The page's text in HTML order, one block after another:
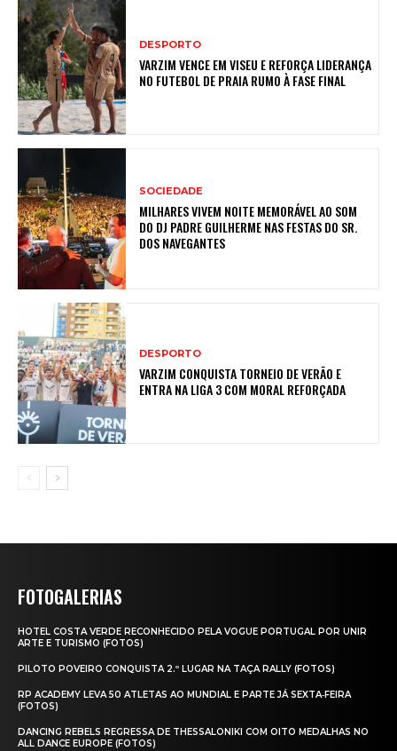
DESPORTO
VARZIM VENCE EM VISEU E REFORÇA LIDERANÇA
NO FUTEBOL DE PRAIA RUMO À FASE FINAL
SOCIEDADE
MILHARES VIVEM NOITE MEMORÁVEL AO SOM
DO DJ PADRE GUILHERME NAS FESTAS DO SR.
DOS NAVEGANTES
DESPORTO
VARZIM CONQUISTA TORNEIO DE VERÃO E
ENTRA NA LIGA 3 COM MORAL REFORÇADA
FOTOGALERIAS
HOTEL COSTA VERDE RECONHECIDO PELA VOGUE PORTUGAL POR UNIR
ARTE E TURISMO (FOTOS)
PILOTO POVEIRO CONQUISTA 2.º LUGAR NA TAÇA RALLY (FOTOS)
RP ACADEMY LEVA 50 ATLETAS AO MUNDIAL E PARTE JÁ SEXTA‑FEIRA
(FOTOS)
DANCING REBELS REGRESSA DE THESSALONIKI COM OITO MEDALHAS NO
ALL DANCE EUROPE (FOTOS)